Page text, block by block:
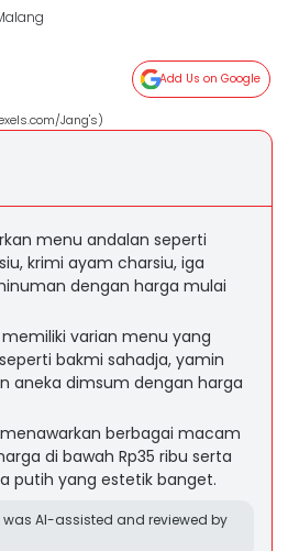
Add Us on Google
Jang's)
menu andalan seperti
krimi ayam charsiu, iga
dengan harga mulai
varian menu yang
bakmi sahadja, yamin
aneka dimsum dengan harga
berbagai macam
di bawah Rp35 ribu serta
putih yang estetik banget.
AI-assisted and reviewed by